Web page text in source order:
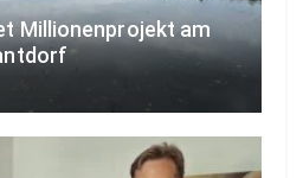
Millionenprojekt am